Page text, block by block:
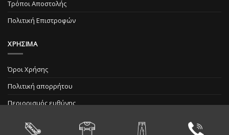
Τρόποι Αποστολής
Πολιτική Επιστροφών
ΧΡΗΣΙΜΑ
Όροι Χρήσης
Πολιτική απορρήτου
Περιορισμός ευθύνης